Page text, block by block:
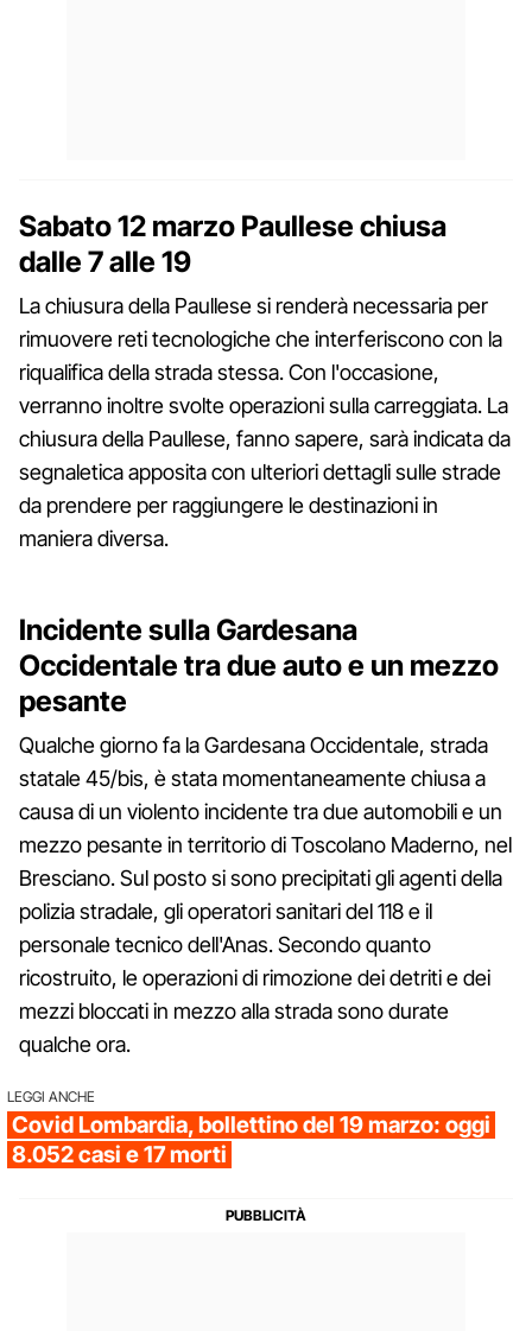
Sabato 12 marzo Paullese chiusa
dalle 7 alle 19
La chiusura della Paullese si renderà necessaria per
rimuovere reti tecnologiche che interferiscono con la
riqualifica della strada stessa. Con l'occasione,
verranno inoltre svolte operazioni sulla carreggiata. La
chiusura della Paullese, fanno sapere, sarà indicata da
segnaletica apposita con ulteriori dettagli sulle strade
da prendere per raggiungere le destinazioni in
maniera diversa.
Incidente sulla Gardesana
Occidentale tra due auto e un mezzo
pesante
Qualche giorno fa la Gardesana Occidentale, strada
statale 45/bis, è stata momentaneamente chiusa a
causa di un violento incidente tra due automobili e un
mezzo pesante in territorio di Toscolano Maderno, nel
Bresciano. Sul posto si sono precipitati gli agenti della
polizia stradale, gli operatori sanitari del 118 e il
personale tecnico dell'Anas. Secondo quanto
ricostruito, le operazioni di rimozione dei detriti e dei
mezzi bloccati in mezzo alla strada sono durate
qualche ora.
LEGGI ANCHE
Covid Lombardia, bollettino del 19 marzo: oggi
8.052 casi e 17 morti